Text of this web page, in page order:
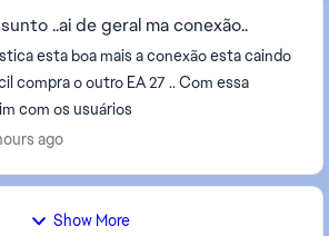
Mesmo assunto ..ai de geral ma conexão..
esta boa mais a conexão esta caindo
compra o outro EA 27 .. Com essa
com os usuários
ago
Show More